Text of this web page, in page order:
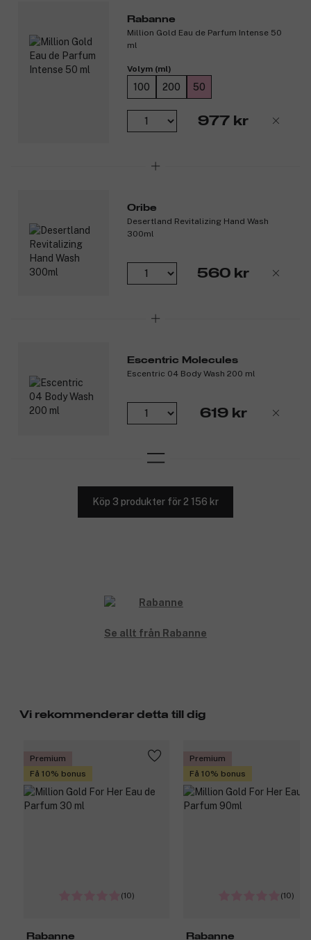
Rabanne
Million Gold Eau de Parfum Intense 50
ml
Volym (ml)
100 200 50
977 kr
Oribe
Desertland Revitalizing Hand Wash
300ml
560 kr
Escentric Molecules
Escentric 04 Body Wash 200 ml
619 kr
Köp 3 produkter för 2 156 kr
Se allt från Rabanne
Vi rekommenderar detta till dig
Premium
Få 10% bonus
(10)
Rabanne
Premium
Få 10% bonus
(10)
Rabanne